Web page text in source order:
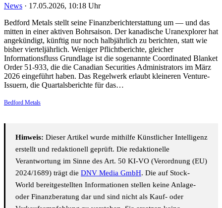
News · 17.05.2026, 10:18 Uhr
Bedford Metals stellt seine Finanzberichterstattung um — und das
mitten in einer aktiven Bohrsaison. Der kanadische Uranexplorer hat
angekündigt, künftig nur noch halbjährlich zu berichten, statt wie
bisher vierteljährlich. Weniger Pflichtberichte, gleicher
Informationsfluss Grundlage ist die sogenannte Coordinated Blanket
Order 51-933, die die Canadian Securities Administrators im März
2026 eingeführt haben. Das Regelwerk erlaubt kleineren Venture-
Issuern, die Quartalsberichte für das…
Bedford Metals
Hinweis: Dieser Artikel wurde mithilfe Künstlicher Intelligenz
erstellt und redaktionell geprüft. Die redaktionelle
Verantwortung im Sinne des Art. 50 KI-VO (Verordnung (EU)
2024/1689) trägt die DNV Media GmbH. Die auf Stock-
World bereitgestellten Informationen stellen keine Anlage-
oder Finanzberatung dar und sind nicht als Kauf- oder